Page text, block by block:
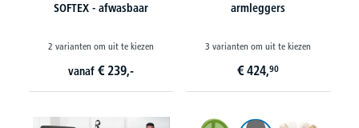
SOFTEX - afwasbaar
2 varianten om uit te kiezen
vanaf € 239,-
armleggers
3 varianten om uit te kiezen
€ 424,90